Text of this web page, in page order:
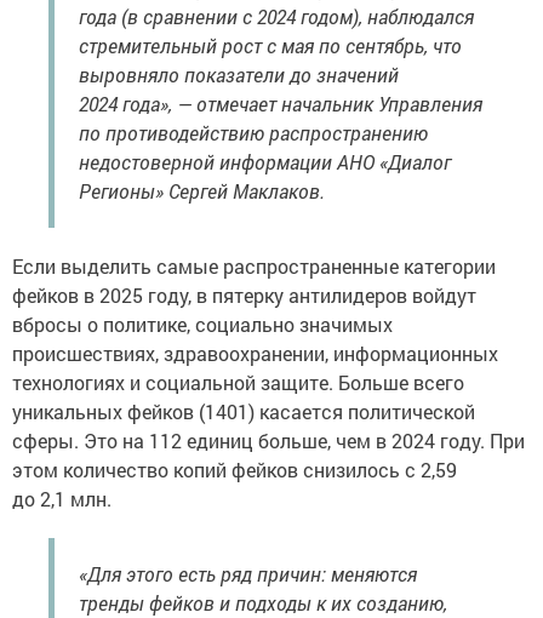
года (в сравнении с 2024 годом), наблюдался
стремительный рост с мая по сентябрь, что
выровняло показатели до значений
2024 года», — отмечает начальник Управления
по противодействию распространению
недостоверной информации АНО «Диалог
Регионы» Сергей Маклаков.
Если выделить самые распространенные категории
фейков в 2025 году, в пятерку антилидеров войдут
вбросы о политике, социально значимых
происшествиях, здравоохранении, информационных
технологиях и социальной защите. Больше всего
уникальных фейков (1401) касается политической
сферы. Это на 112 единиц больше, чем в 2024 году. При
этом количество копий фейков снизилось с 2,59
до 2,1 млн.
«Для этого есть ряд причин: меняются
тренды фейков и подходы к их созданию,